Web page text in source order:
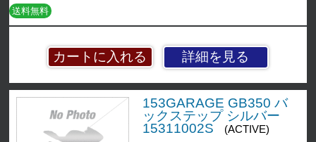
詳細を見る
送料無料
153GARAGE GB350 バ
ックステップ シルバー
15311002S
(ACTIVE)